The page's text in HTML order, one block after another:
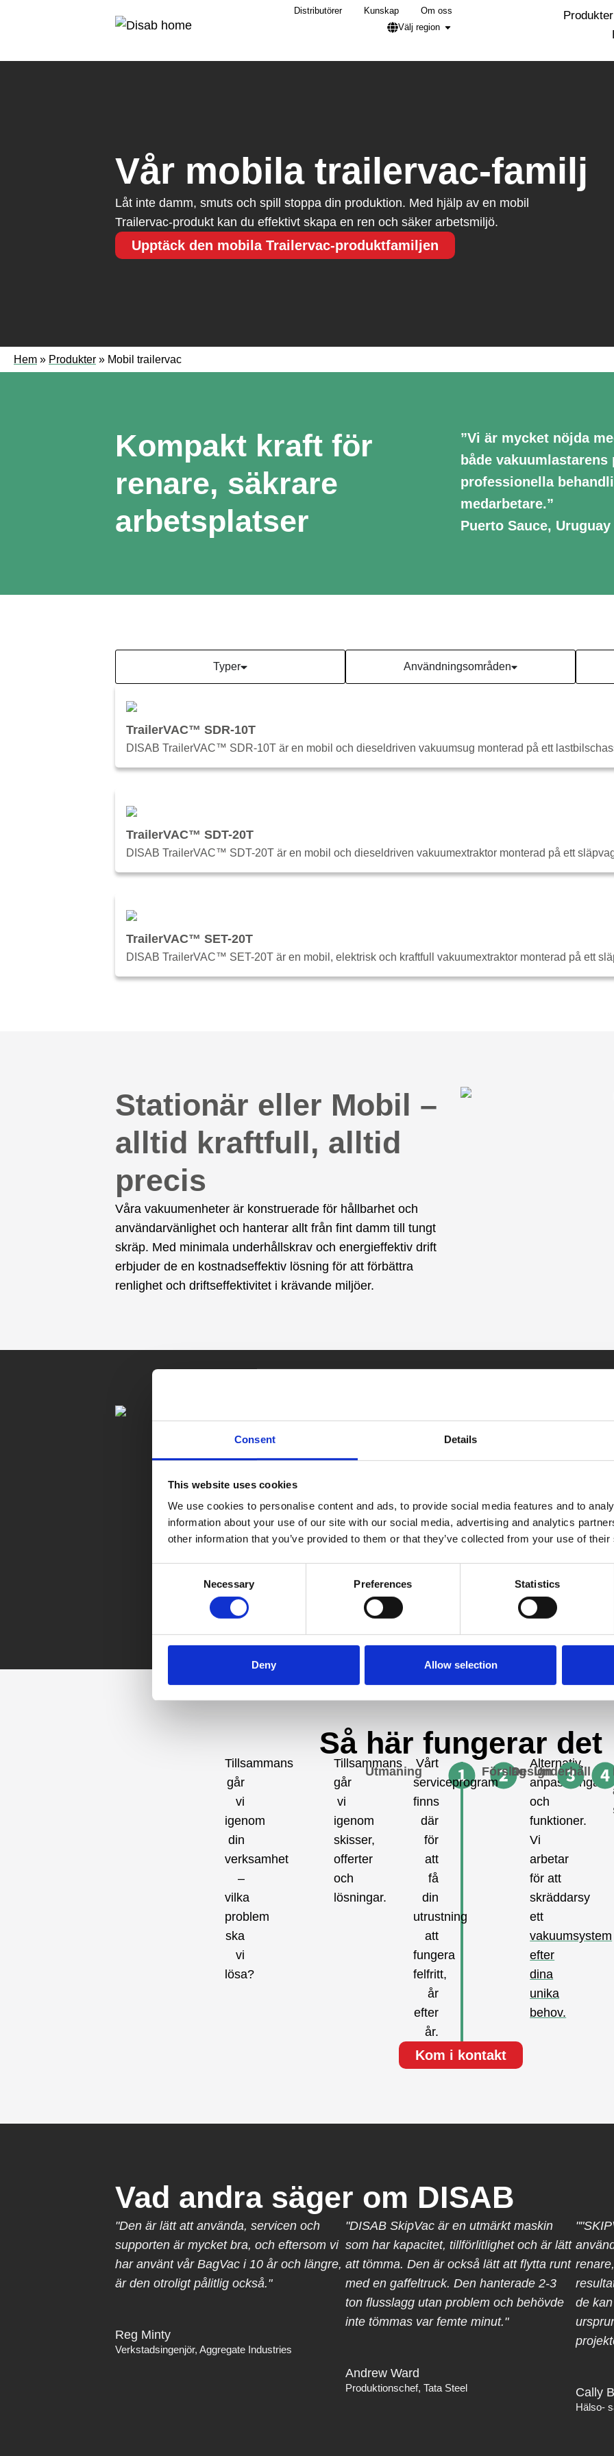
Consent Details
This website uses cookies
We use cookies to personalise content and ads, to provide social media features and to
information about your use of our site with our social media, advertising and analytics
other information that you’ve provided to them or that they’ve collected from your use of
Necessary Preferences Statistics
Deny Allow selection
Distributörer Kunskap
Om oss
Välj region
Produkter
Vår mobila trailervac-familj
Låt inte damm, smuts och spill stoppa din produktion. Med hjälp av en mobil
Trailervac-produkt kan du effektivt skapa en ren och säker arbetsmiljö.
Upptäck den mobila Trailervac-produktfamiljen
Hem » Produkter » Mobil trailervac
Kompakt kraft för
renare, säkrare
arbetsplatser
”Vi är mycket nöjda
både
professionella
medarbetare.”
Puerto Sauce, Uruguay
Typer Användningsområden
TrailerVAC™ SDR-10T
DISAB TrailerVAC™ SDR-10T är en mobil och dieseldriven vakuumsug monterad på ett
TrailerVAC™ SDT-20T
DISAB TrailerVAC™ SDT-20T är en mobil och dieseldriven vakuumextraktor monterad på ett
TrailerVAC™ SET-20T
DISAB TrailerVAC™ SET-20T är en mobil, elektrisk och kraftfull vakuumextraktor monterad på ett
Stationär eller Mobil –
alltid kraftfull, alltid
precis
Våra vakuumenheter är konstruerade för hållbarhet och
användarvänlighet och hanterar allt från fint damm till tungt
skräp. Med minimala underhållskrav och energieffektiv drift
erbjuder de en kostnadseffektiv lösning för att förbättra
renlighet och driftseffektivitet i krävande miljöer.
Enkel
tuffa
återvinna eller gräva, kan
vakuumenhet som passar
arbetsmiljö är en
utformade för att
användarvänlighet och
effektivt utfört arbete och
Så här fungerar det
Utmaning
Tillsammans
går
vi
igenom
din
verksamhet
–
vilka
problem
ska
vi
lösa?
Design
Alternativ,
anpassningar
och
funktioner.
Vi
arbetar
för att
skräddarsy
ett
vakuumsystem
efter
dina
unika
behov.
Förslag
Tillsammans
går
vi
igenom
skisser,
offerter
och
lösningar.
Underhåll
Vårt
serviceprogram
finns
där
för
att
få
din
utrustning
att
fungera
felfritt,
år
efter
år.
Kom i kontakt
Vad andra säger om DISAB
"Den är lätt att använda, servicen och
supporten är mycket bra, och eftersom vi
har använt vår BagVac i 10 år och längre,
är den otroligt pålitlig också."
Reg Minty
Verkstadsingenjör, Aggregate Industries
"DISAB SkipVac är en utmärkt maskin
som har kapacitet, tillförlitlighet och är lätt
att tömma. Den är också lätt att flytta runt
med en gaffeltruck. Den hanterade 2-3
ton flusslagg utan problem och behövde
inte tömmas var femte minut."
Andrew Ward
Produktionschef, Tata Steel
de
Cally
Hälso-